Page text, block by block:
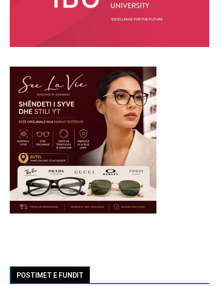
POSTIMET E FUNDIT